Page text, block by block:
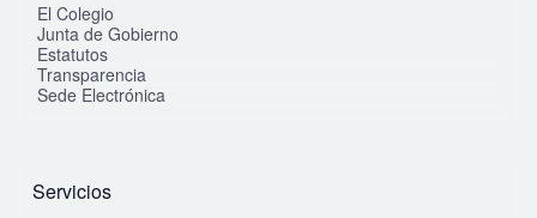
El Colegio
Junta de Gobierno
Estatutos
Transparencia
Sede Electrónica
Servicios